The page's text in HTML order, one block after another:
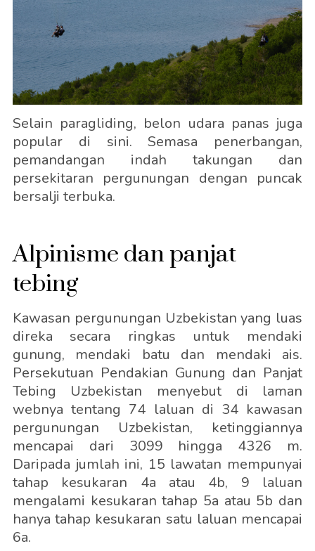
Selain paragliding, belon udara panas juga
popular di sini. Semasa penerbangan,
pemandangan indah takungan dan
persekitaran pergunungan dengan puncak
bersalji terbuka.
Alpinisme dan panjat
tebing
Kawasan pergunungan Uzbekistan yang luas
direka secara ringkas untuk mendaki
gunung, mendaki batu dan mendaki ais.
Persekutuan Pendakian Gunung dan Panjat
Tebing Uzbekistan menyebut di laman
webnya tentang 74 laluan di 34 kawasan
pergunungan Uzbekistan, ketinggiannya
mencapai dari 3099 hingga 4326 m.
Daripada jumlah ini, 15 lawatan mempunyai
tahap kesukaran 4a atau 4b, 9 laluan
mengalami kesukaran tahap 5a atau 5b dan
hanya tahap kesukaran satu laluan mencapai
6a.